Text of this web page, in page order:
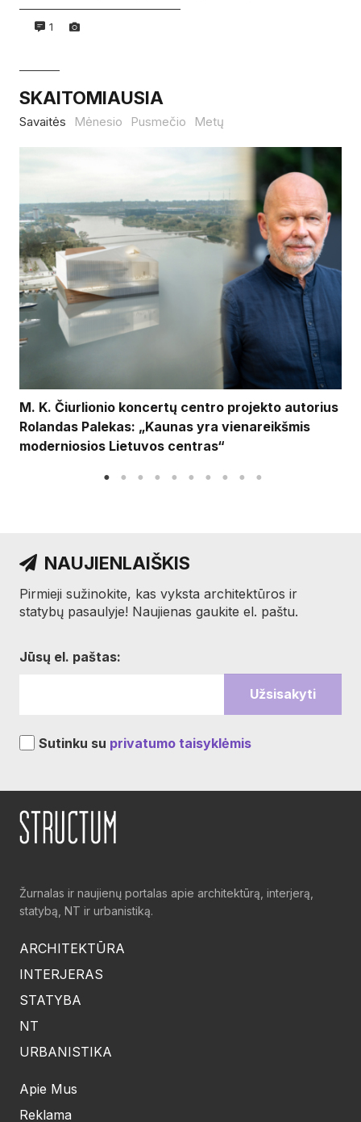
1
SKAITOMIAUSIA
Savaitės Mėnesio Pusmečio Metų
M. K. Čiurlionio koncertų centro projekto autorius
Rolandas Palekas: „Kaunas yra vienareikšmis
moderniosios Lietuvos centras“
NAUJIENLAIŠKIS
Pirmieji sužinokite, kas vyksta architektūros ir
statybų pasaulyje! Naujienas gaukite el. paštu.
Jūsų el. paštas:
Sutinku su privatumo taisyklėmis
Žurnalas ir naujienų portalas apie architektūrą, interjerą,
statybą, NT ir urbanistiką.
ARCHITEKTŪRA
INTERJERAS
STATYBA
NT
URBANISTIKA
Apie Mus
Reklama